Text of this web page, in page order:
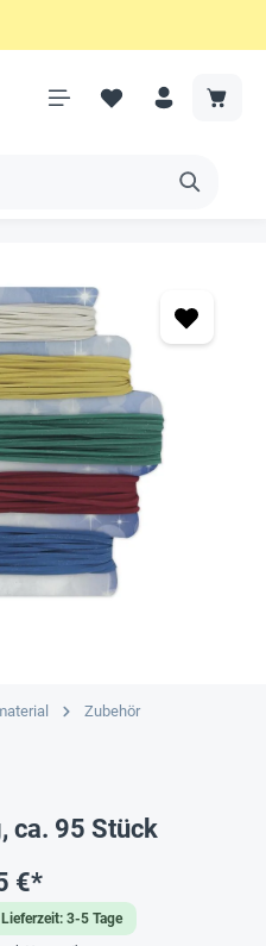
Zubehör
ca. 95 Stück
3-5 Tage
€*